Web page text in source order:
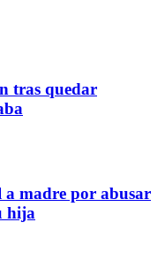
tras quedar
a madre por abusar
hija